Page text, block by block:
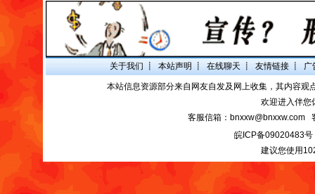
关于我们 ┋ 本站声明 ┋ 在线聊天 ┋ 友情链接 ┋ 广
本站信息资源部分来自网友自发及网上收集，其内容
欢迎进入伴您
客服信箱：bnxxw@bnxxw.com
皖ICP备09020483号
建议您使用